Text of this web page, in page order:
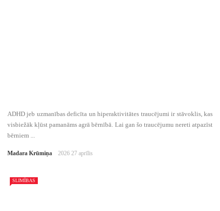
ADHD jeb uzmanības deficīta un hiperaktivitātes traucējumi ir stāvoklis, kas
visbiežāk kļūst pamanāms agrā bērnībā. Lai gan šo traucējumu nereti atpazīst
bērniem ...
Madara Krūmiņa 2026 27 aprīlis
SLIMĪBAS